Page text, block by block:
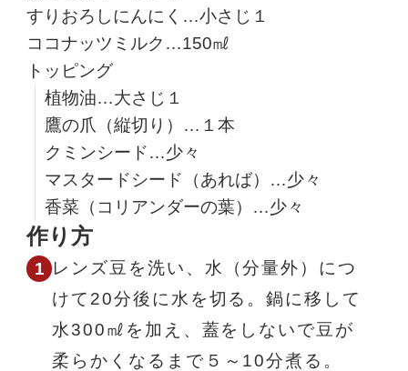
すりおろしにんにく…小さじ１
ココナッツミルク…150㎖
トッピング
植物油…大さじ１
鷹の爪（縦切り）…１本
クミンシード…少々
マスタードシード（あれば）…少々
香菜（コリアンダーの葉）…少々
作り方
レンズ豆を洗い、水（分量外）につ
けて20分後に水を切る。鍋に移して
水300㎖を加え、蓋をしないで豆が
柔らかくなるまで５～10分煮る。